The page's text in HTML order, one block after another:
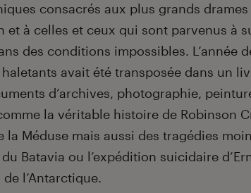
consacrés aux plus grands drames
et à celles et ceux qui sont parvenus à
des conditions impossibles. L’année
avait été transposée dans un
d’archives, photographie,
la véritable histoire de Robinson
la Méduse mais aussi des tragédies
Batavia ou l’expédition suicidaire
l’Antarctique.